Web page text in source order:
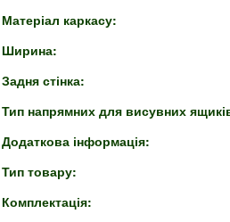
Матеріал каркасу:
Ширина:
Задня стінка:
Тип напрямних для висувних
Додаткова інформація:
Тип товару:
Комплектація: